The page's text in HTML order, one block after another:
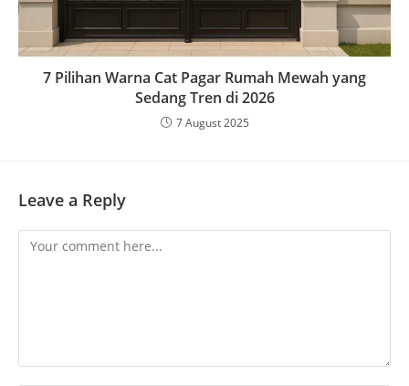
7 Pilihan Warna Cat Pagar Rumah Mewah yang
Sedang Tren di 2026
7 August 2025
Leave a Reply
Comment